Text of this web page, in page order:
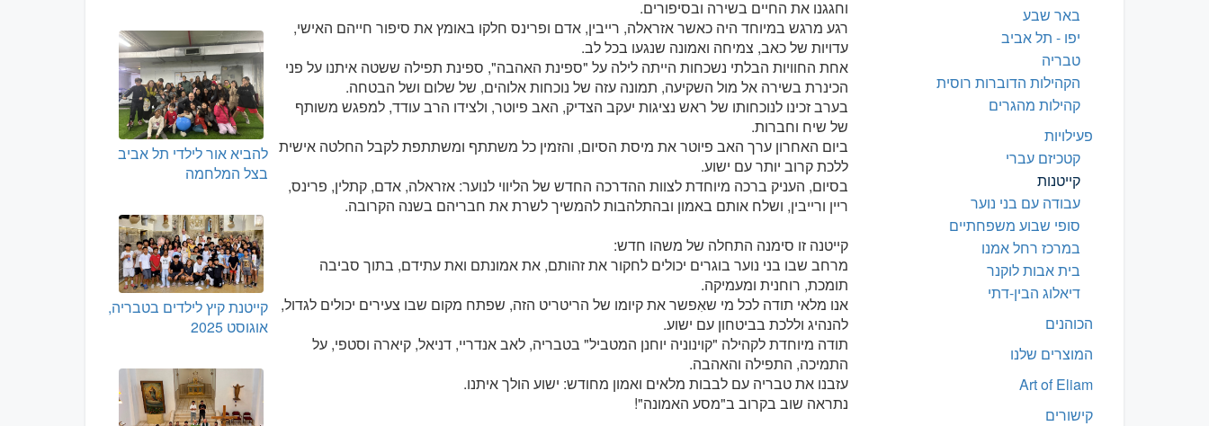
באר שבע
יפו - תל אביב
טבריה
הקהילות הדוברות רוסית
קהילות מהגרים
פעילויות
קטכיזם עברי
קייטנות
עבודה עם בני נוער
סופי שבוע משפחתיים
במרכז רחל אמנו
בית אבות לוקנר
דיאלוג הבין-דתי
הכוהנים
המוצרים שלנו
Art of Eliam
קישורים
וחגגנו את החיים בשירה ובסיפורים.
רגע מרגש במיוחד היה כאשר אזראלה, רייבין, אדם ופרינס חלקו באומץ את סיפור חייהם האישי,
עדויות של כאב, צמיחה ואמונה שנגעו בכל לב.
אחת החוויות הבלתי נשכחות הייתה לילה על "ספינת האהבה", ספינת תפילה ששטה איתנו על פני
הכינרת בשירה אל מול השקיעה, תמונה עזה של נוכחות אלוהים, של שלום ושל הבטחה.
בערב זכינו לנוכחותו של ראש נציגות יעקב הצדיק, האב פיוטר, ולצידו הרב עודד, למפגש משותף
של שיח וחברות.
ביום האחרון ערך האב פיוטר את מיסת הסיום, והזמין כל משתתף ומשתתפת לקבל החלטה אישית
ללכת קרוב יותר עם ישוע.
בסיום, העניק ברכה מיוחדת לצוות ההדרכה החדש של הליווי לנוער: אזראלה, אדם, קתלין, פרינס,
ריין ורייבין, ושלח אותם באמון ובהתלהבות להמשיך לשרת את חבריהם בשנה הקרובה.
קייטנה זו סימנה התחלה של משהו חדש:
מרחב שבו בני נוער בוגרים יכולים לחקור את זהותם, את אמונתם ואת עתידם, בתוך סביבה
תומכת, רוחנית ומעמיקה.
אנו מלאי תודה לכל מי שאִפשר את קיומו של הריטריט הזה, שפתח מקום שבו צעירים יכולים לגדול,
להנהיג וללכת בביטחון עם ישוע.
תודה מיוחדת לקהילה "קוינוניה יוחנן המטביל" בטבריה, לאב אנדריי, דניאל, קיארה וסטפי, על
התמיכה, התפילה והאהבה.
עזבנו את טבריה עם לבבות מלאים ואמון מחודש: ישוע הולך איתנו.
נתראה שוב בקרוב ב"מסע האמונה"!
להביא אור לילדי תל אביב
בצל המלחמה
קייטנת קיץ לילדים בטבריה,
אוגוסט 2025